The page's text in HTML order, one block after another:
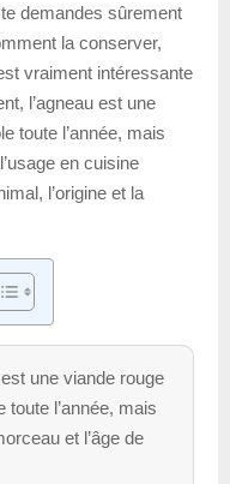
demandes sûrement
la conserver,
vraiment intéressante
l’agneau est une
toute l’année, mais
en cuisine
l’origine et la
est une viande rouge
l’année, mais
et l’âge de